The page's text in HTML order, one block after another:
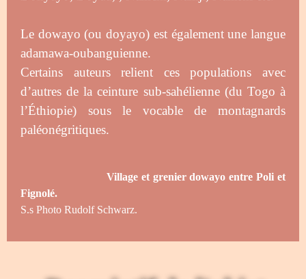
Le dowayo (ou doyayo) est également une langue
adamawa-oubanguienne.
Certains auteurs relient ces populations avec
d’autres de la ceinture sub-sahélienne (du Togo à
l’Éthiopie) sous le vocable de montagnards
paléonégritiques.
Village et grenier dowayo entre Poli et
Fignolé.
S.s Photo Rudolf Schwarz.